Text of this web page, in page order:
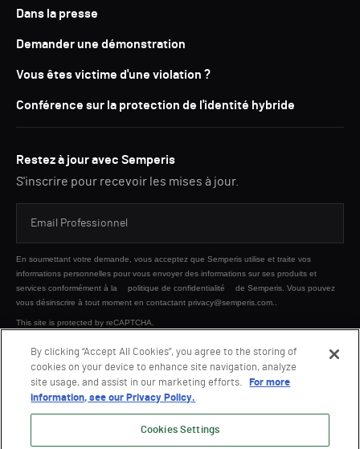
Dans la presse
Demander une démonstration
Vous êtes victime d'une violation ?
Conférence sur la protection de l'identité hybride
Restez à jour avec Semperis
S'inscrire pour recevoir les mises à jour.
En soumettant votre demande, vous acceptez que Semperis utilise et traite vos
informations personnelles pour vous envoyer des informations sur ses produits et
services conformément à la
politique de confidentialité
de Semperis. Vous pouvez
vous désinscrire à tout moment en contactant privacy@semperis.com..
This site is protected by reCAPTCHA.
ENVOYER
By clicking “Accept All Cookies”, you agree to the storing of
cookies on your device to enhance site navigation, analyze
site usage, and assist in our marketing efforts.
For more
information, see our Privacy Policy.
Cookies Settings